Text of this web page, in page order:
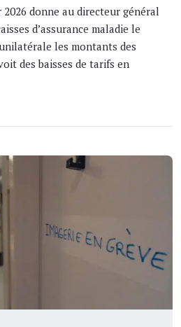
2026 donne au directeur général
d’assurance maladie le
les montants des
des baisses de tarifs en